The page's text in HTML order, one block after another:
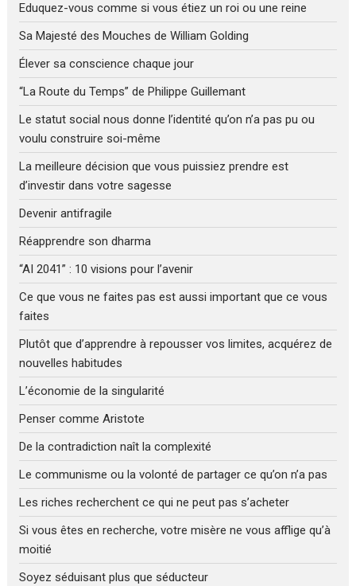
Eduquez-vous comme si vous étiez un roi ou une reine
Sa Majesté des Mouches de William Golding
Élever sa conscience chaque jour
“La Route du Temps” de Philippe Guillemant
Le statut social nous donne l’identité qu’on n’a pas pu ou
voulu construire soi-même
La meilleure décision que vous puissiez prendre est
d’investir dans votre sagesse
Devenir antifragile
Réapprendre son dharma
“AI 2041” : 10 visions pour l’avenir
Ce que vous ne faites pas est aussi important que ce vous
faites
Plutôt que d’apprendre à repousser vos limites, acquérez de
nouvelles habitudes
L’économie de la singularité
Penser comme Aristote
De la contradiction naît la complexité
Le communisme ou la volonté de partager ce qu’on n’a pas
Les riches recherchent ce qui ne peut pas s’acheter
Si vous êtes en recherche, votre misère ne vous afflige qu’à
moitié
Soyez séduisant plus que séducteur